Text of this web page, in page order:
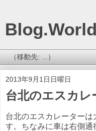
2013年9月1日日曜日
台北のエスカレ
台北のエスカレーター
す。ちなみに車は右側